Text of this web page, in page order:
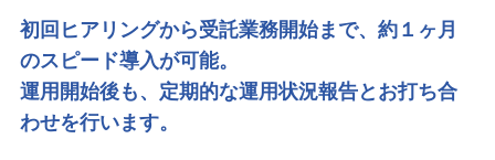
初回ヒアリングから受託業務開始まで、約１ヶ月
のスピード導入が可能。
運用開始後も、定期的な運用状況報告とお打ち合
わせを行います。